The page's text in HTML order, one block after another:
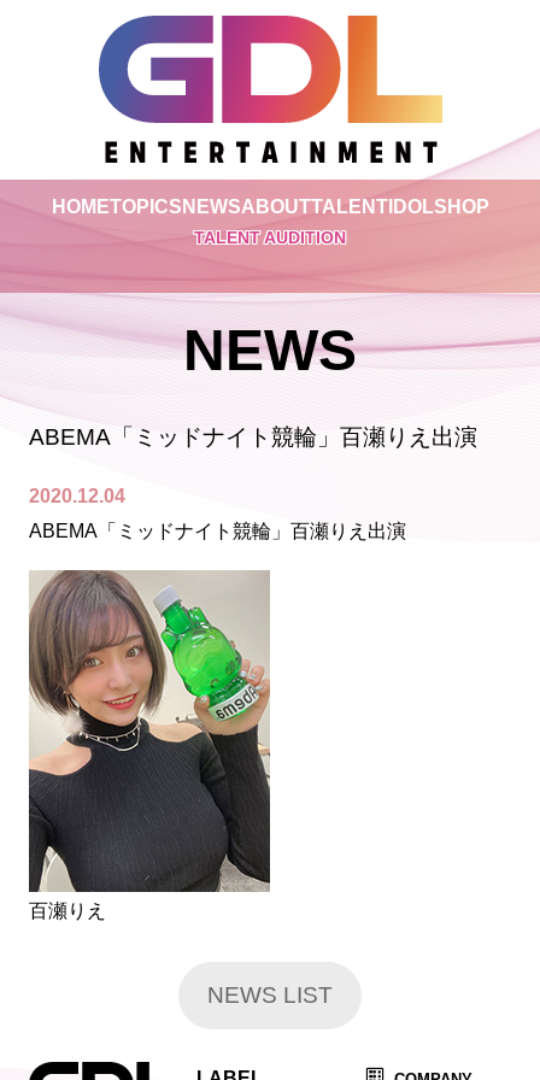
HOMETOPICS NEWSABOUTTALENTIDOLSHOP
TALENT AUDITION
NEWS
ABEMA「ミッドナイト競輪」百瀬りえ出演
2020.12.04
ABEMA「ミッドナイト競輪」百瀬りえ出演
百瀬りえ
NEWS LIST